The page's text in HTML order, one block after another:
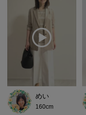
めい
160cm